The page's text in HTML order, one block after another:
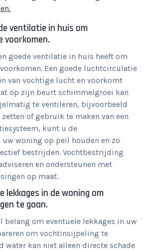
ventilatie in huis om
voorkomen.
goede ventilatie in huis heeft om
Een goede luchtcirculatie
van vochtige lucht en voorkomt
op zijn beurt schimmelgroei kan
te ventileren, bijvoorbeeld
of gebruik te maken van een
kunt u de
woning op peil houden en zo
bestrijden. Vochtbestrijding
en ondersteunen met
op maat.
lekkages in de woning om
te gaan.
belang om eventuele lekkages in uw
om vochtinsijpeling te
water kan niet alleen directe schade